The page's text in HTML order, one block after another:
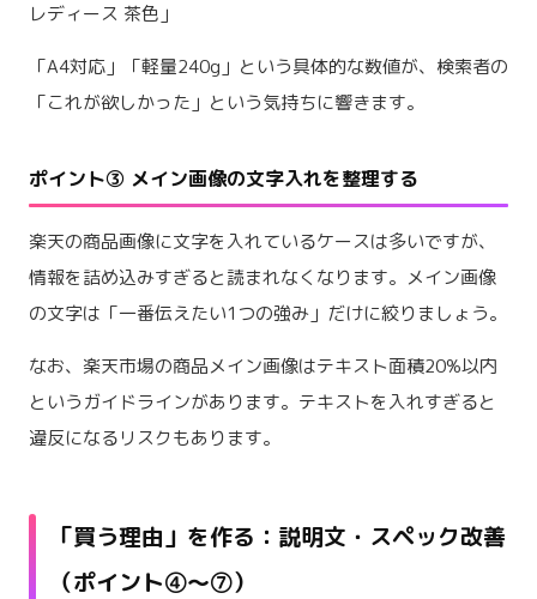
レディース 茶色」
「A4対応」「軽量240g」という具体的な数値が、検索者の
「これが欲しかった」という気持ちに響きます。
ポイント③ メイン画像の文字入れを整理する
楽天の商品画像に文字を入れているケースは多いですが、
情報を詰め込みすぎると読まれなくなります。メイン画像
の文字は「一番伝えたい1つの強み」だけに絞りましょう。
なお、楽天市場の商品メイン画像はテキスト面積20%以内
というガイドラインがあります。テキストを入れすぎると
違反になるリスクもあります。
「買う理由」を作る：説明文・スペック改善
（ポイント④〜⑦）